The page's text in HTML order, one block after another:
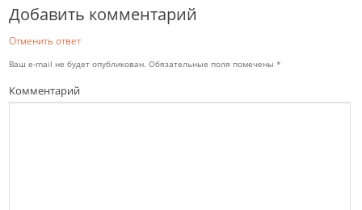
Добавить комментарий
Отменить ответ
Ваш e-mail не будет опубликован. Обязательные поля помечены*
Комментарий